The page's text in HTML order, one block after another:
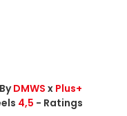
DMWS x Plus+
4,5 - Ratings